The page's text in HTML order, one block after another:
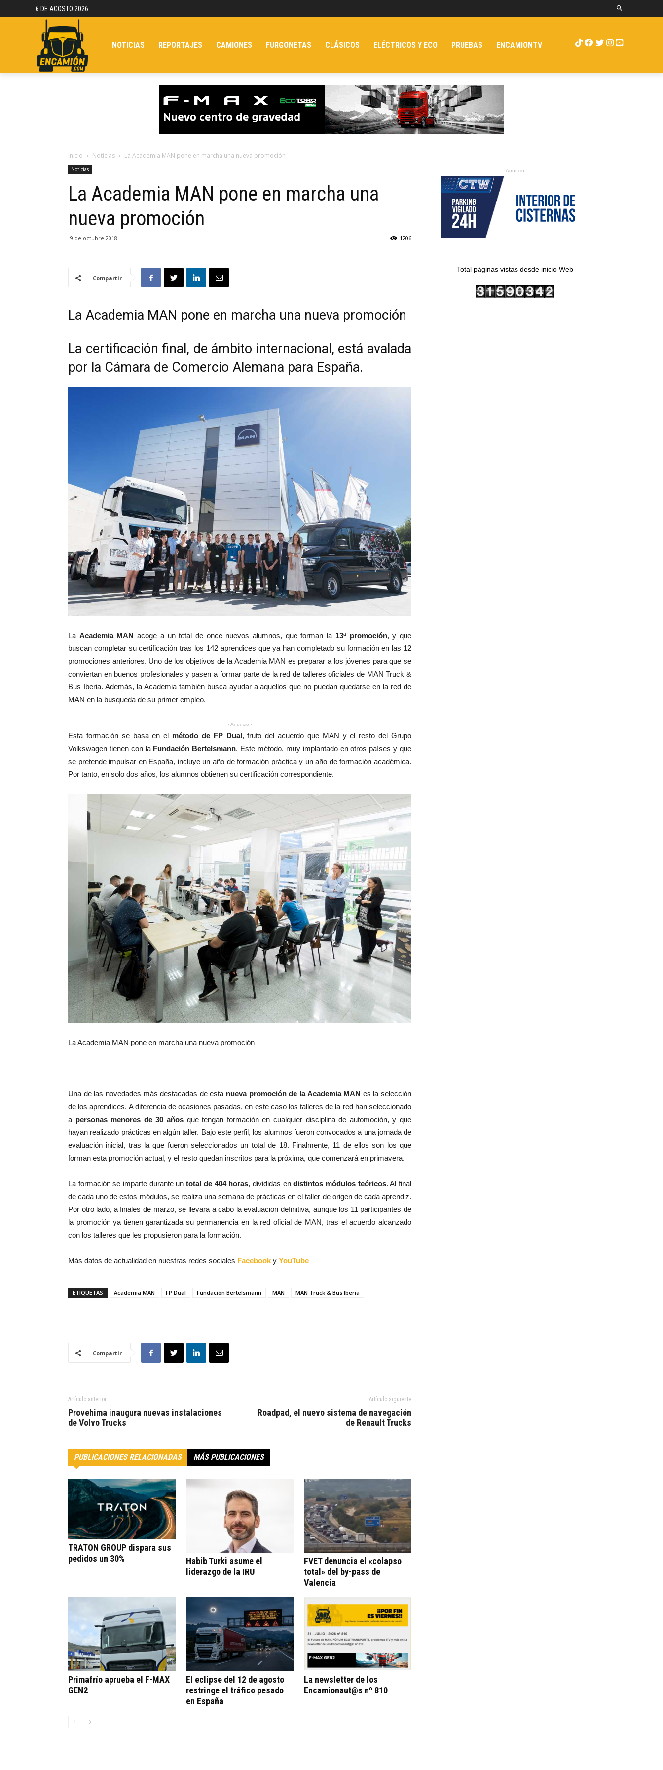
6 DE AGOSTO 2026
NOTICIAS REPORTAJES CAMIONES FURGONETAS CLÁSICOS ELÉCTRICOS Y ECO PRUEBAS ENCAMIONTV
Inicio Noticias La Academia MAN pone en marcha una nueva promoción
Noticias
La Academia MAN pone en marcha una
nueva promoción
9 de octubre 2018 1206
Compartir
La Academia MAN pone en marcha una nueva promoción
La certificación final, de ámbito internacional, está avalada
por la Cámara de Comercio Alemana para España.
La Academia MAN acoge a un total de once nuevos alumnos, que forman la 13ª promoción, y que
buscan completar su certificación tras los 142 aprendices que ya han completado su formación en las 12
promociones anteriores. Uno de los objetivos de la Academia MAN es preparar a los jóvenes para que se
conviertan en buenos profesionales y pasen a formar parte de la red de talleres oficiales de MAN Truck &
Bus Iberia. Además, la Academia también busca ayudar a aquellos que no puedan quedarse en la red de
MAN en la búsqueda de su primer empleo.
- Anuncio -
Esta formación se basa en el método de FP Dual, fruto del acuerdo que MAN y el resto del Grupo
Volkswagen tienen con la Fundación Bertelsmann. Este método, muy implantado en otros países y que
se pretende impulsar en España, incluye un año de formación práctica y un año de formación académica.
Por tanto, en solo dos años, los alumnos obtienen su certificación correspondiente.
La Academia MAN pone en marcha una nueva promoción
Una de las novedades más destacadas de esta nueva promoción de la Academia MAN es la selección
de los aprendices. A diferencia de ocasiones pasadas, en este caso los talleres de la red han seleccionado
a personas menores de 30 años que tengan formación en cualquier disciplina de automoción, y que
hayan realizado prácticas en algún taller. Bajo este perfil, los alumnos fueron convocados a una jornada de
evaluación inicial, tras la que fueron seleccionados un total de 18. Finalmente, 11 de ellos son los que
forman esta promoción actual, y el resto quedan inscritos para la próxima, que comenzará en primavera.
La formación se imparte durante untotal de 404 horas, divididas endistintos módulos teóricos. Al final
de cada uno de estos módulos, se realiza una semana de prácticas en el taller de origen de cada aprendiz.
Por otro lado, a finales de marzo, se llevará a cabo la evaluación definitiva, aunque los 11 participantes de
la promoción ya tienen garantizada su permanencia en la red oficial de MAN, tras el acuerdo alcanzado
con los talleres que les propusieron para la formación.
Más datos de actualidad en nuestras redes sociales Facebook y YouTube
ETIQUETAS Academia MAN FP Dual Fundación Bertelsmann MAN MAN Truck & Bus Iberia
Compartir
Artículo anterior
Provehima inaugura nuevas instalaciones
de Volvo Trucks
Artículo siguiente
Roadpad, el nuevo sistema de navegación
de Renault Trucks
PUBLICACIONES RELACIONADAS MÁS PUBLICACIONES
TRATON GROUP dispara sus
pedidos un 30%
Habib Turki asume el
liderazgo de la IRU
FVET denuncia el «colapso
total» del by-pass de
Valencia
Primafrío aprueba el F-MAX
GEN2
El eclipse del 12 de agosto
restringe el tráfico pesado
en España
La newsletter de los
Encamionaut@s nº 810
Anuncio
Total páginas vistas desde inicio Web